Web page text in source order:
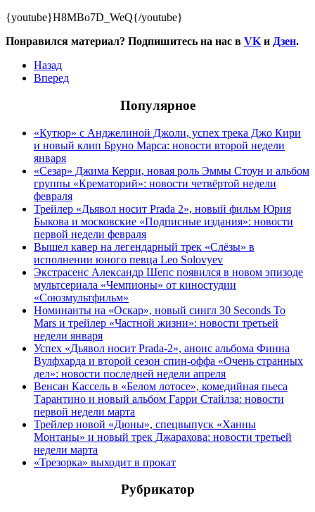
{youtube}H8MBo7D_WeQ{/youtube}
Понравился материал? Подпишитесь на нас в VK и Дзен.
Назад
Вперед
Популярное
«Кутюр» с Анджелиной Джоли, успех трека Джо Кири
и новый клип Бруно Марса: новости второй недели
января
«Сезар» Джима Керри, новая роль Эммы Стоун и альбом
группы «Крематорий»: новости четвёртой недели
февраля
Трейлер «Дьявол носит Prada 2», новый фильм Юрия
Быкова и московские «Подписные издания»: новости
первой недели февраля
Вышел кавер на легендарный трек «Слёзы» в
исполнении юного певца Leo Solovyev
Экстрасенс Александр Шепс появился в новом эпизоде
мультсериала «Чемпионы» от киностудии
«Союзмультфильм»
Номинанты на «Оскар», новый сингл 30 Seconds To
Mars и трейлер «Частной жизни»: новости третьей
недели января
Успех «Дьявол носит Prada-2», анонс альбома Финна
Вулфхарда и второй сезон спин-оффа «Очень странных
дел»: новости последней недели апреля
Венсан Кассель в «Белом лотосе», комедийная пьеса
Тарантино и новый альбом Гарри Стайлза: новости
первой недели марта
Трейлер новой «Дюны», спецвыпуск «Ханны
Монтаны» и новый трек Джарахова: новости третьей
недели марта
«Трезорка» выходит в прокат
Рубрикатор